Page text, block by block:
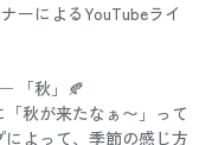
ーによるYouTubeライ
「秋」🍂
秋が来たなぁ〜」って
よって、季節の感じ方